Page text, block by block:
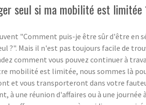
seul si ma mobilité est limitée
"Comment puis-je être sûr d'être en
?". Mais il n'est pas toujours facile de
comment vous pouvez continuer à
mobilité est limitée, nous sommes là
et vous transporteront dans votre
à une réunion d'affaires ou à une journée